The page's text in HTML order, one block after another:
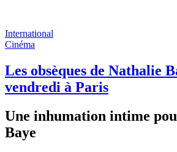
International
Cinéma
Les obsèques de Nathalie
vendredi à Paris
Une inhumation intime
Baye